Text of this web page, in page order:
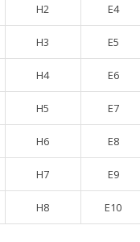
H2 E4
H3 E5
H4 E6
H5 E7
H6 E8
H7 E9
H8 E10